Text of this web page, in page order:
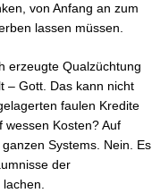
von Anfang an zum
lassen müssen.
erzeugte Qualzüchtung
– Gott. Das kann nicht
faulen Kredite
Kosten? Auf
Systems. Nein. Es
der